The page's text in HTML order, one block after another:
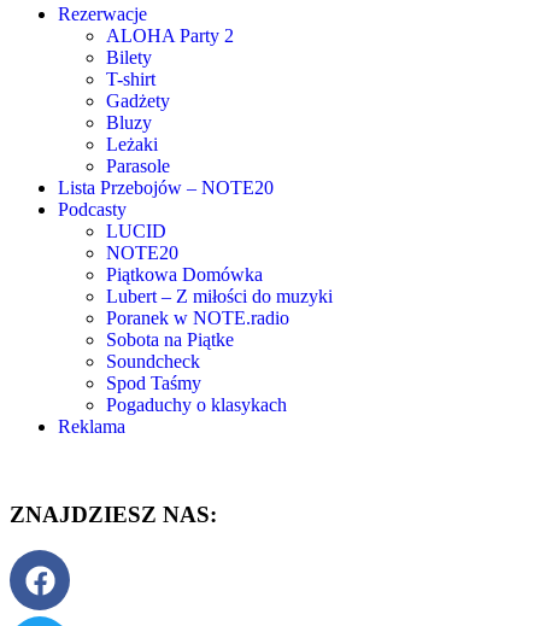
Rezerwacje
ALOHA Party 2
Bilety
T-shirt
Gadżety
Bluzy
Leżaki
Parasole
Lista Przebojów – NOTE20
Podcasty
LUCID
NOTE20
Piątkowa Domówka
Lubert – Z miłości do muzyki
Poranek w NOTE.radio
Sobota na Piątke
Soundcheck
Spod Taśmy
Pogaduchy o klasykach
Reklama
ZNAJDZIESZ NAS: